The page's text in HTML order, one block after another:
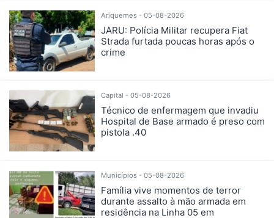
Ariquemes - 05-08-2026
JARU: Polícia Militar recupera Fiat
Strada furtada poucas horas após o
crime
Capital - 05-08-2026
Técnico de enfermagem que invadiu
Hospital de Base armado é preso com
pistola .40
Municípios - 05-08-2026
Família vive momentos de terror
durante assalto à mão armada em
residência na Linha 05 em